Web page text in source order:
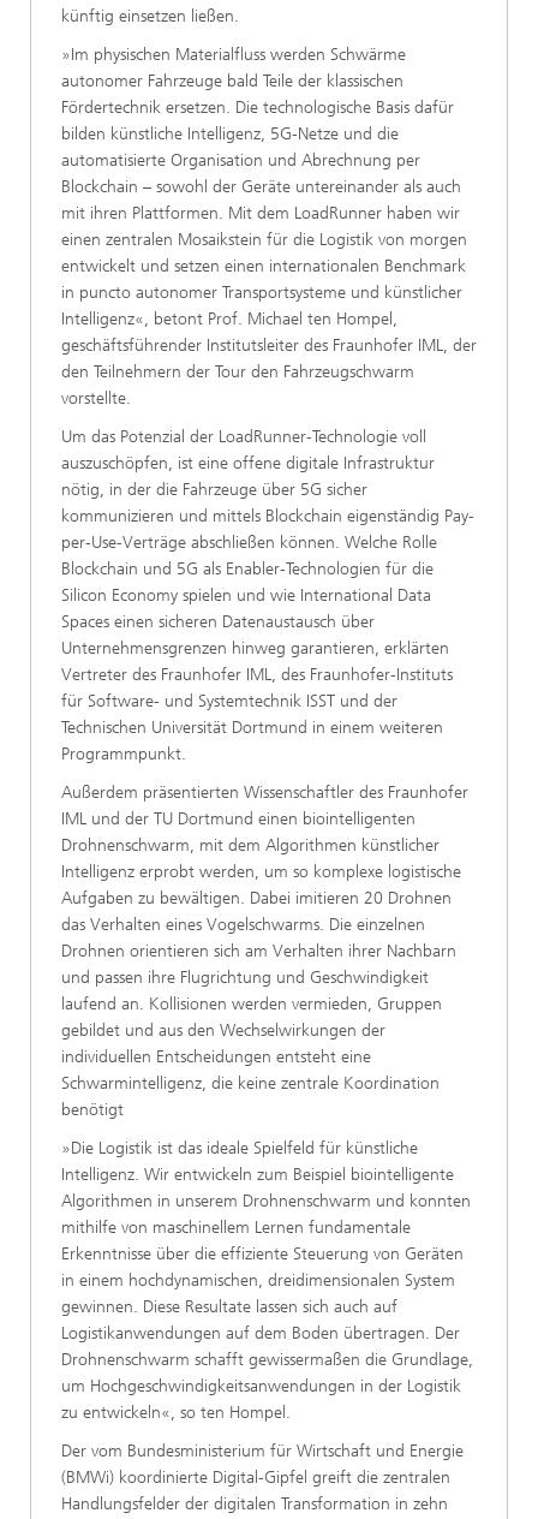
künftig einsetzen ließen.
»Im physischen Materialfluss werden Schwärme
autonomer Fahrzeuge bald Teile der klassischen
Fördertechnik ersetzen. Die technologische Basis dafür
bilden künstliche Intelligenz, 5G-Netze und die
automatisierte Organisation und Abrechnung per
Blockchain – sowohl der Geräte untereinander als auch
mit ihren Plattformen. Mit dem LoadRunner haben wir
einen zentralen Mosaikstein für die Logistik von morgen
entwickelt und setzen einen internationalen Benchmark
in puncto autonomer Transportsysteme und künstlicher
Intelligenz«, betont Prof. Michael ten Hompel,
geschäftsführender Institutsleiter des Fraunhofer IML, der
den Teilnehmern der Tour den Fahrzeugschwarm
vorstellte.
Um das Potenzial der LoadRunner-Technologie voll
auszuschöpfen, ist eine offene digitale Infrastruktur
nötig, in der die Fahrzeuge über 5G sicher
kommunizieren und mittels Blockchain eigenständig Pay-
per-Use-Verträge abschließen können. Welche Rolle
Blockchain und 5G als Enabler-Technologien für die
Silicon Economy spielen und wie International Data
Spaces einen sicheren Datenaustausch über
Unternehmensgrenzen hinweg garantieren, erklärten
Vertreter des Fraunhofer IML, des Fraunhofer-Instituts
für Software- und Systemtechnik ISST und der
Technischen Universität Dortmund in einem weiteren
Programmpunkt.
Außerdem präsentierten Wissenschaftler des Fraunhofer
IML und der TU Dortmund einen biointelligenten
Drohnenschwarm, mit dem Algorithmen künstlicher
Intelligenz erprobt werden, um so komplexe logistische
Aufgaben zu bewältigen. Dabei imitieren 20 Drohnen
das Verhalten eines Vogelschwarms. Die einzelnen
Drohnen orientieren sich am Verhalten ihrer Nachbarn
und passen ihre Flugrichtung und Geschwindigkeit
laufend an. Kollisionen werden vermieden, Gruppen
gebildet und aus den Wechselwirkungen der
individuellen Entscheidungen entsteht eine
Schwarmintelligenz, die keine zentrale Koordination
benötigt
»Die Logistik ist das ideale Spielfeld für künstliche
Intelligenz. Wir entwickeln zum Beispiel biointelligente
Algorithmen in unserem Drohnenschwarm und konnten
mithilfe von maschinellem Lernen fundamentale
Erkenntnisse über die effiziente Steuerung von Geräten
in einem hochdynamischen, dreidimensionalen System
gewinnen. Diese Resultate lassen sich auch auf
Logistikanwendungen auf dem Boden übertragen. Der
Drohnenschwarm schafft gewissermaßen die Grundlage,
um Hochgeschwindigkeitsanwendungen in der Logistik
zu entwickeln«, so ten Hompel.
Der vom Bundesministerium für Wirtschaft und Energie
(BMWi) koordinierte Digital-Gipfel greift die zentralen
Handlungsfelder der digitalen Transformation in zehn